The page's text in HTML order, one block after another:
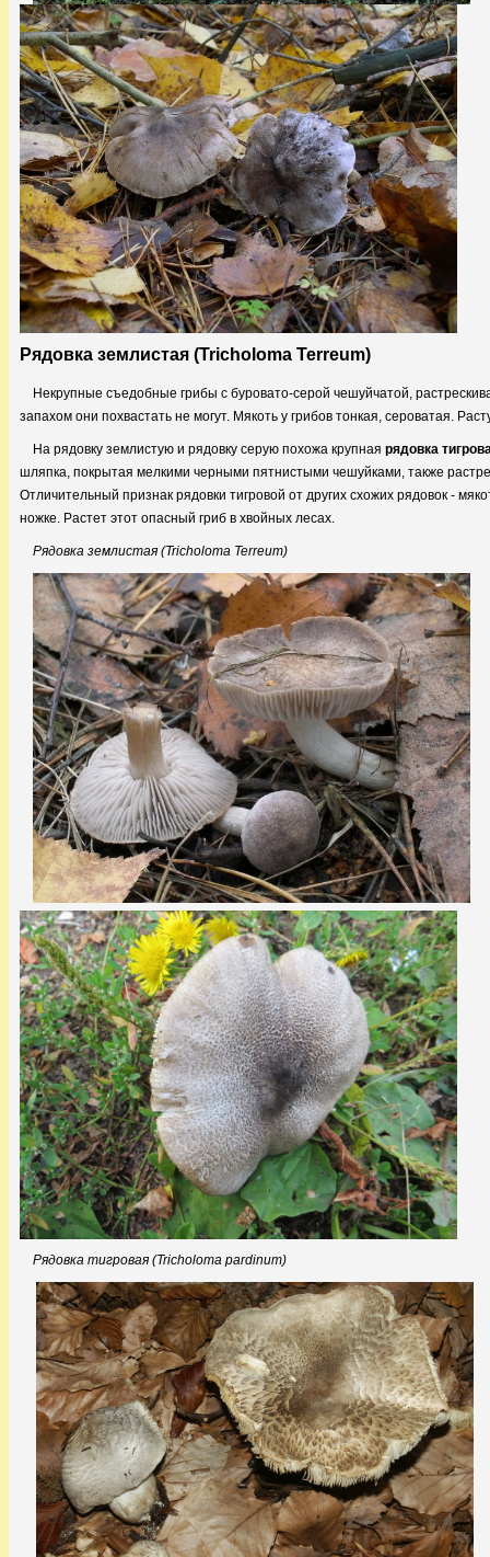
Рядовка землистая (Tricholoma Terreum)
Некрупные съедобные грибы с буровато-серой чешуйчатой,
запахом они похвастать не могут. Мякоть у грибов тонкая, сероватая.
На рядовку землистую и рядовку серую похожа крупная рядовка
шляпка, покрытая мелкими черными пятнистыми чешуйками, также
Отличительный признак рядовки тигровой от других схожих рядовок -
ножке. Растет этот опасный гриб в хвойных лесах.
Рядовка землистая (Tricholoma Terreum)
Рядовка тигровая (Tricholoma pardinum)